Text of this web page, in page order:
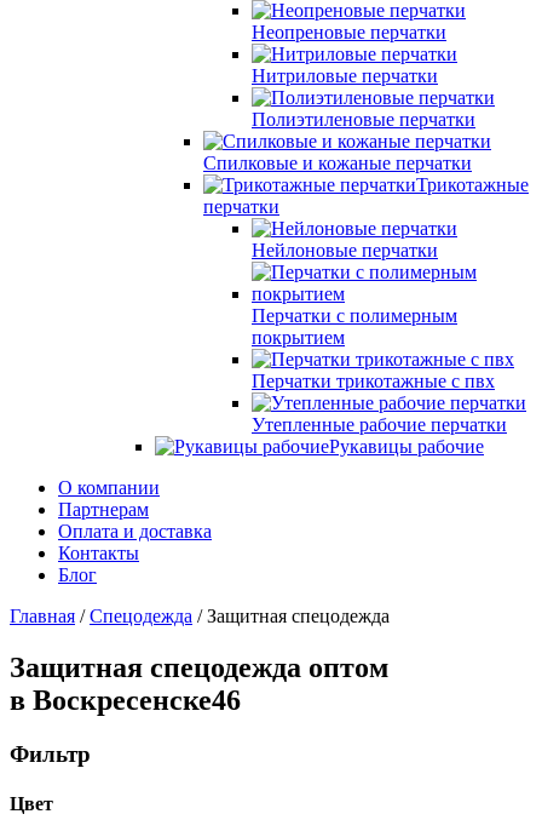
Неопреновые перчатки
Нитриловые перчатки
Полиэтиленовые перчатки
Спилковые и кожаные перчатки
Трикотажные
перчатки
Нейлоновые перчатки
Перчатки с полимерным
покрытием
Перчатки трикотажные с пвх
Утепленные рабочие перчатки
Рукавицы рабочие
О компании
Партнерам
Оплата и доставка
Контакты
Блог
Главная /Спецодежда / Защитная спецодежда
Защитная спецодежда оптом
в Воскресенске46
Фильтр
Цвет